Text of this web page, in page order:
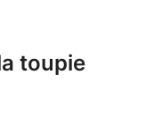
toupie